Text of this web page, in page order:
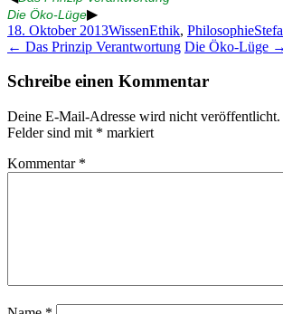
Die Öko-Lüge▶
18. Oktober 2013WissenEthik, Philosophie
Beitragsnavigation
← Das Prinzip Verantwortung Die Öko-Lüge →
Schreibe einen Kommentar
Deine E-Mail-Adresse wird nicht veröffentlicht.
Felder sind mit * markiert
Kommentar *